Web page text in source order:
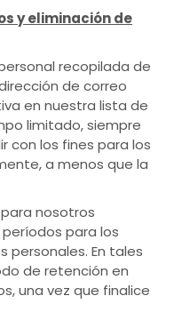
y eliminación de
recopilada de
de correo
en nuestra lista de
limitado, siempre
con los fines para los
a menos que la
nosotros
para los
personales. En tales
de retención en
una vez que finalice